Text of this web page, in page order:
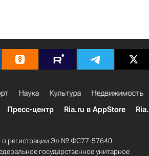
Наука Культура Недвижимость
Пресс-центр Ria.ru в AppStore
о регистрации Эл № ФС77-57640
государственное унитарное